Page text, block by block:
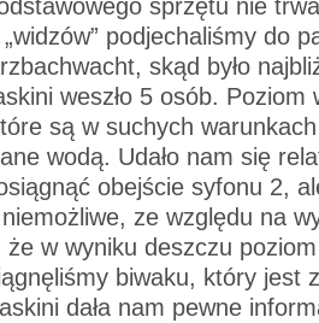
sprzętu nie
podjechaliśmy do
skąd było
weszło 5 osób. Poziom
są w suchych
wodą. Udało nam się
obejście syfonu 2,
ze względu na
że w wyniku deszczu
biwaku, który jest
dała nam pewne